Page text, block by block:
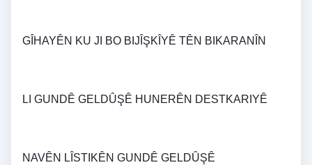
GÎHAYÊN KU JI BO BIJÎŞKÎYÊ TÊN BIKARANÎN
LI GUNDÊ GELDÛŞÊ HUNERÊN DESTKARIYÊ
NAVÊN LÎSTIKÊN GUNDÊ GELDÛŞÊ